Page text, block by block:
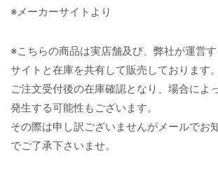
※メーカーサイトより
※こちらの商品は実店舗及び、弊社が運営
サイトと在庫を共有して販売しております。
ご注文受付後の在庫確認となり、場合によ
発生する可能性もございます。
その際は申し訳ございませんがメールでお
でご了承下さいませ。